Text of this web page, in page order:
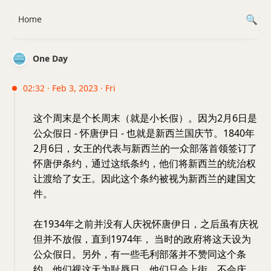
One Day
02:32 · Feb 3, 2023 · Fri
这个周末是个长周末（就是小长假）。因为2月6日是
公众假日 - 怀唐伊日 - 也就是新西兰国庆节。1840年
2月6日，女王的代表与新西兰的一众部落首领签订了
怀唐伊条约，通过这纸条约，他们将新西兰的统治权
让渡给了女王。因此这个条约被视为新西兰的建国文
件。
在1934年之前并没有人庆祝怀唐伊日，之后虽有庆祝
但并不放假，直到1974年， 当时的政府将这天设为
公众假日。另外，有一些毛利部落并不赞同这个条
Home